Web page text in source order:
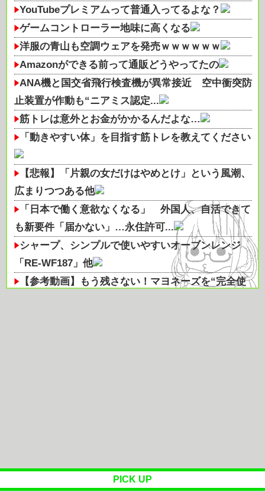
YouTubeプレミアムって普通入ってるよな？
ゲームコントローラー地味に高くなる
洋服の青山も空調ウェアを発売ｗｗｗｗｗｗ
Amazonができる前って通販どうやってたの
ANA機と国交省飛行検査機が異常接近 空中衝突防
止装置が作動も“ニアミス認定...
筋トレは意外とお金がかかるんだよな…
「動きやすい体」を目指す筋トレを教えてください
【悲報】「片親の女だけはやめとけ」という風潮、
広まりつつある他
「日本で働く意欲なくなる」 外国人、自活できて
も新要件「届かない」…永住許可...
シャープ、シンプルで使いやすいオーブンレンジ
「RE-WF187」他
【参考動画】もう残さない！マヨネーズを“完全使
PICK UP